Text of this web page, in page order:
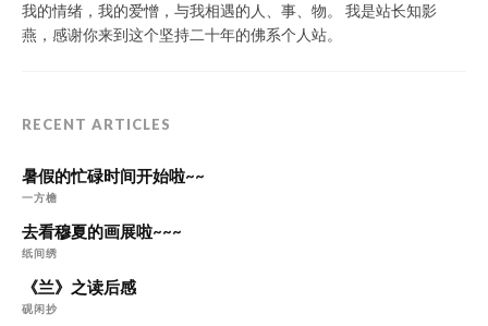
我的情绪，我的爱憎，与我相遇的人、事、物。 我是站长知影
燕，感谢你来到这个坚持二十年的佛系个人站。
RECENT ARTICLES
暑假的忙碌时间开始啦~~
一方檐
去看穆夏的画展啦~~~
纸间绣
《兰》之读后感
砚闲抄